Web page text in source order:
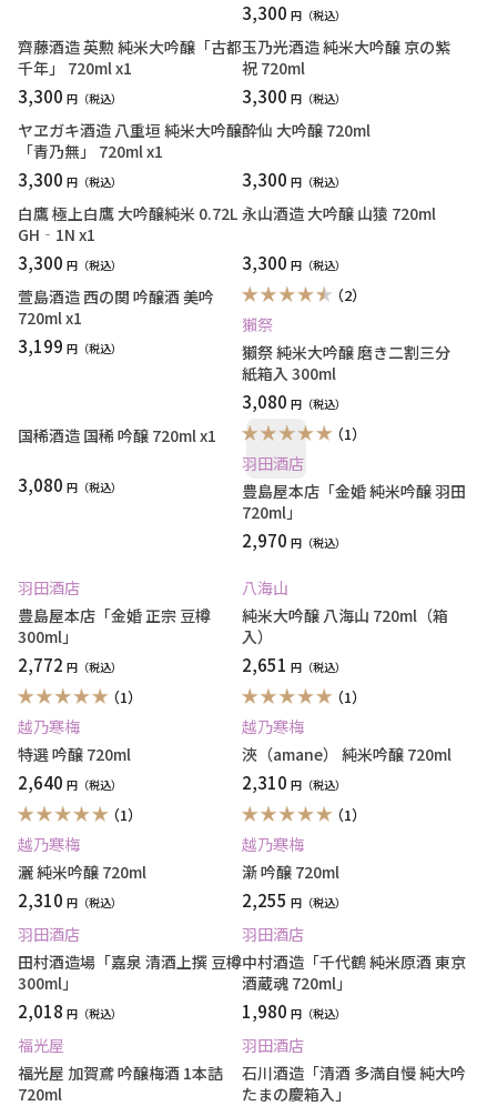
3,300 円
齊藤酒造 英勲 純米大吟醸「古都
千年」 720ml x1
3,300 円
玉乃光酒造 純米大吟醸 京の紫
祝 720ml
3,300 円
ヤヱガキ酒造 八重垣 純米大吟醸
「青乃無」 720ml x1
3,300 円
酔仙 大吟醸 720ml
3,300 円
白鷹 極上白鷹 大吟醸純米 0.72L
GH‐1N x1
3,300 円
永山酒造 大吟醸 山猿 720ml
3,300 円
萱島酒造 西の関 吟醸酒 美吟
720ml x1
3,199 円
（2）
獺祭
獺祭 純米大吟醸 磨き二割三分
紙箱入 300ml
3,080 円
国稀酒造 国稀 吟醸 720ml x1
3,080 円
（1）
羽田酒店
豊島屋本店「金婚 純米吟醸 羽田
720ml」
2,970 円
羽田酒店
豊島屋本店「金婚 正宗 豆樽
300ml」
2,772 円
八海山
純米大吟醸 八海山 720ml（箱
入）
2,651 円
（1）
越乃寒梅
特選 吟醸 720ml
2,640 円
（1）
越乃寒梅
浹（amane） 純米吟醸 720ml
2,310 円
（1）
越乃寒梅
灑 純米吟醸 720ml
2,310 円
（1）
越乃寒梅
澵 吟醸 720ml
2,255 円
羽田酒店
田村酒造場「嘉泉 清酒上撰 豆樽
300ml」
2,018 円
羽田酒店
中村酒造「千代鶴 純米原酒 東京
酒蔵魂 720ml｣
1,980 円
福光屋
福光屋 加賀鳶 吟醸梅酒 1本詰
720ml
羽田酒店
石川酒造「清酒 多満自慢 純大吟
たまの慶箱入」